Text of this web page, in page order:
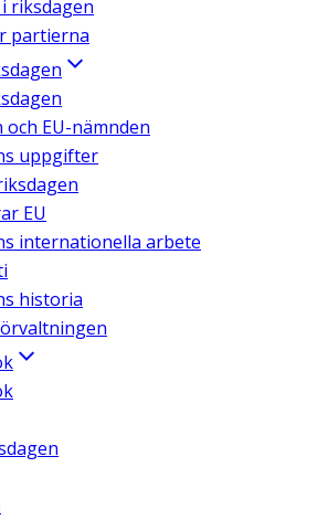
riksdagen
partierna
EU-nämnden
uppgifter
EU
internationella arbete
historia